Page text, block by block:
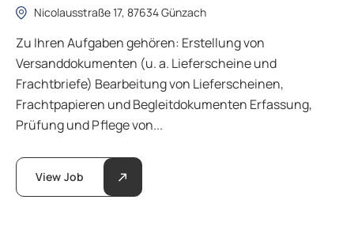
Nicolausstraße 17, 87634 Günzach
Zu Ihren Aufgaben gehören: Erstellung von
Versanddokumenten (u. a. Lieferscheine und
Frachtbriefe) Bearbeitung von Lieferscheinen,
Frachtpapieren und Begleitdokumenten Erfassung,
Prüfung und Pflege von...
View Job